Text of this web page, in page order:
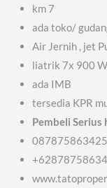
km 7
ada toko/
Air Jernih , jet
liatrik 7x 900
ada IMB
tersedia KPR
Pembeli Serius
087875863425